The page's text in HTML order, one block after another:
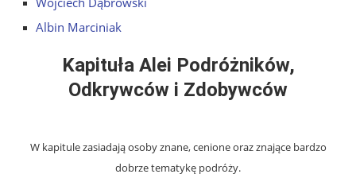
Albin Marciniak
Kapituła Alei Podróżników,
Odkrywców i Zdobywców
W kapitule zasiadają osoby znane, cenione oraz znające bardzo
dobrze tematykę podróży.